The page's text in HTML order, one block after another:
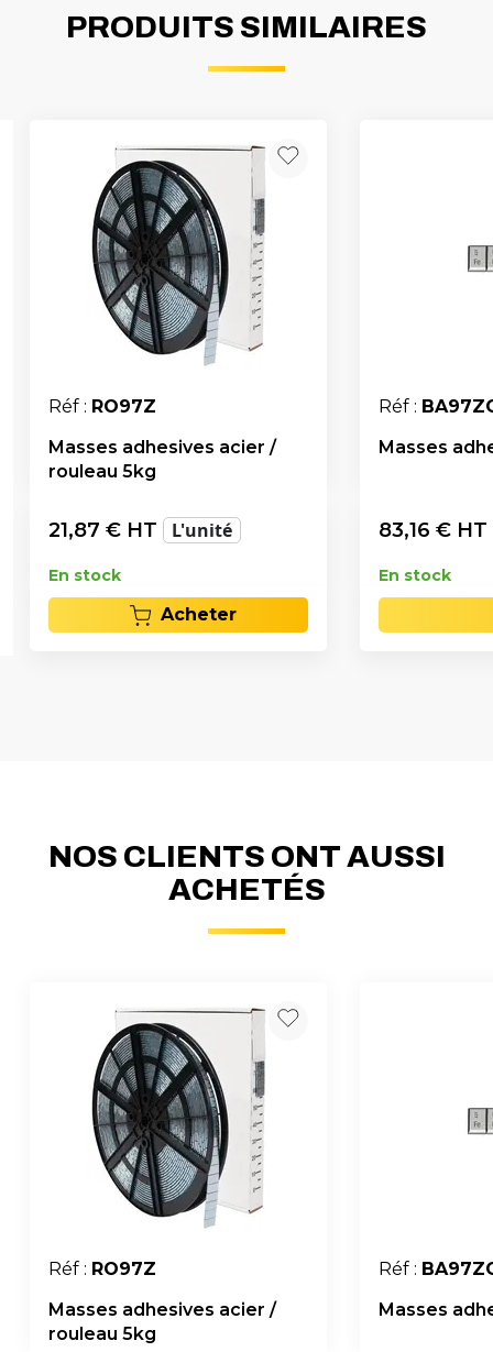
PRODUITS SIMILAIRES
Réf : RO97Z
Masses adhesives acier /
rouleau 5kg
21,87 € HT L'unité
En stock
Acheter
Réf :
Masses
83,16 € HT
En stock
NOS CLIENTS ONT AUSSI
ACHETÉS
Réf : RO97Z
Masses adhesives acier /
rouleau 5kg
Réf :
Masses